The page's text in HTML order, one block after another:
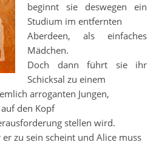
beginnt sie deswegen ein
Studium im entfernten
Aberdeen, als einfaches
Mädchen.
Doch dann führt sie ihr
Schicksal zu einem
arroganten Jungen,
den Kopf
stellen wird.
zu sein scheint und Alice muss